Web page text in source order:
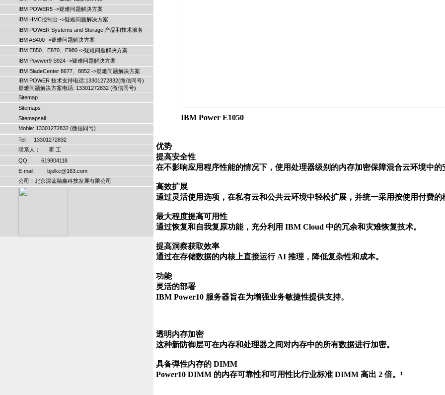
IBM POWER5 ->疑难问题解决方案
IBM HMC控制台 ->疑难问题解决方案
IBM POWER Systems and Storage 产品和技术服务
IBM AS400 ->疑难问题解决方案
IBM E850、E870、E980 ->疑难问题解决方案
IBM Powwer9 S924 ->疑难问题解决方案
IBM BladeCenter 8677、8852 ->疑难问题解决方案
IBM POWER 技术支持电话:13301272832(微信同号)
疑难问题解决方案电话: 13301272832 (微信同号)
Sitemap
Sitemaps
Sitemapsall
Moble: 13301272832 (微信同号)
Tel: 13301272832
联系人： 霍 工
QQ: 619804118
E-mail: bjslkc@163.com
公司：北京深蓝融鑫科技发展有限公司
IBM Power E1050
优势
提高安全性
在不影响应用程序性能的情况下，使用处理器级别的内存加密保障混合云环境中的
高效扩展
通过灵活使用选项，在私有云和公共云环境中轻松扩展，并统一采用按使用付费的
最大程度提高可用性
通过恢复和自我复原功能，充分利用 IBM Cloud 中的冗余和灾难恢复技术。
提高洞察获取效率
通过在存储数据的内核上直接运行 AI 推理，降低复杂性和成本。
功能
灵活的部署
IBM Power10 服务器旨在为增强业务敏捷性提供支持。
透明内存加密
这种新防御层可在内存和处理器之间对内存中的所有数据进行加密。
具备弹性内存的 DIMM
Power10 DIMM 的内存可靠性和可用性比行业标准 DIMM 高出 2 倍。¹